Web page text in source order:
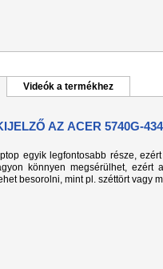
Videók a termékhez
AZ ACER 5740G-
egyik legfontosabb része,
könnyen megsérülhet,
besorolni, mint pl. széttört vagy